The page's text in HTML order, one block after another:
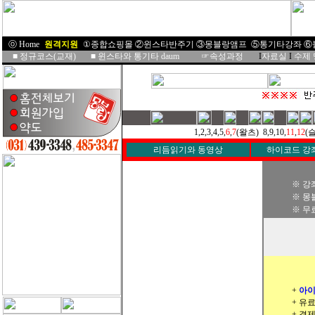
ⓞ Home 원격지원 ①종합쇼핑몰 ②윈스타반주기 ③몽블랑앰프 ⑤통기타강좌 ⑥
■ 정규코스(교재) ■ 윈스타와 통기타 daum ☞속성과정 I자료실 I 수제
1,2,3,4,5,6,7(왈츠) 8,9,10,11,12(
리듬읽기와 동영상
하이코드 강
※ 강
※ 몽
※ 무
+ 아
+ 유